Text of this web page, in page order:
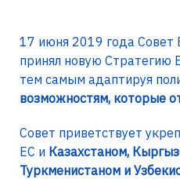
17 июня 2019 года Совет
принял новую Стратегию
тем самым адаптируя
возможностям, которые
Совет приветствует
ЕС и Казахстаном,
Туркменистаном и